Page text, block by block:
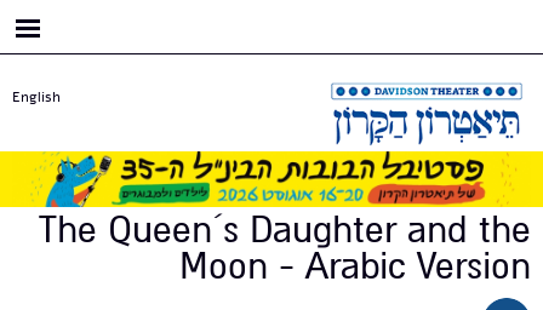
English
The Queen´s Daughter and the
Moon - Arabic Version